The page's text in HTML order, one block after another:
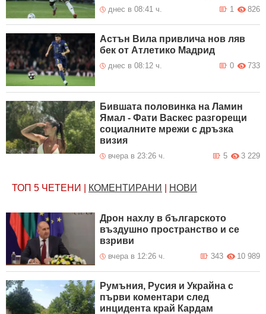
днес в 08:41 ч. 826
1
Астън Вила привлича нов ляв
бек от Атлетико Мадрид
днес в 08:12 ч. 733
0
Бившата половинка на Ламин
Ямал - Фати Васкес разгорещи
социалните мрежи с дръзка
визия
вчера в 23:26 ч. 3 229
5
ТОП 5 ЧЕТЕНИ КОМЕНТИРАНИ НОВИ
Дрон нахлу в българското
въздушно пространство и се
взриви
вчера в 12:26 ч. 10 989
343
Румъния, Русия и Украйна с
първи коментари след
инцидента край Кардам